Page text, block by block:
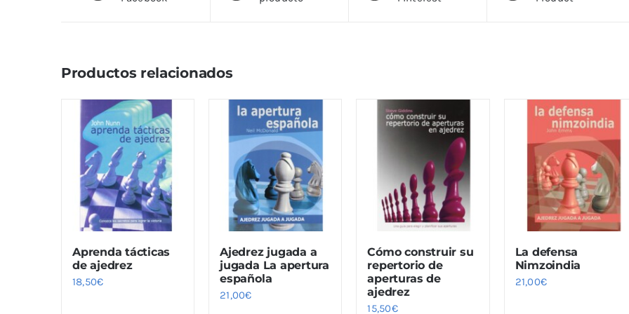
Productos relacionados
Aprenda tácticas
de ajedrez
18,50€
Ajedrez jugada a
jugada La apertura
española
21,00€
Cómo construir su
repertorio de
aperturas de
ajedrez
15,50€
La defensa
Nimzoindia
21,00€